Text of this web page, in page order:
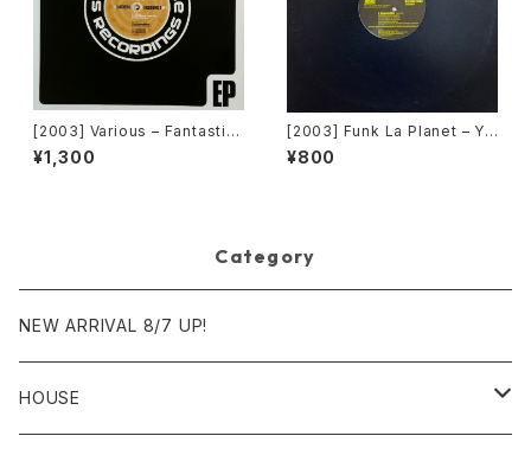
[2003] Various – Fantastic
Freeriding 2 EP 1 [Switchst
ance Recordings]
¥1,300
[2003] Funk La Planet – Yo
u Gave Me Love (Funk La
Planet 008) [Funk La Plane
¥800
Category
NEW ARRIVAL 8/7 UP!
HOUSE